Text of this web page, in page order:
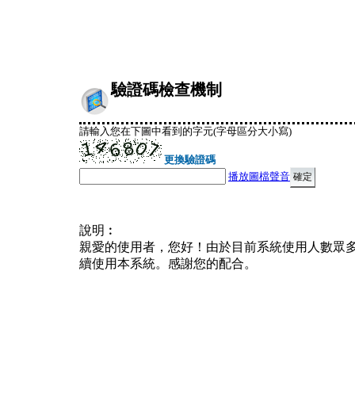
驗證碼檢查機制
請輸入您在下圖中看到的字元(字母區分大小寫)
更換驗證碼
播放圖檔聲音
說明︰
親愛的使用者，您好！由於目前系統使用人數眾
續使用本系統。感謝您的配合。